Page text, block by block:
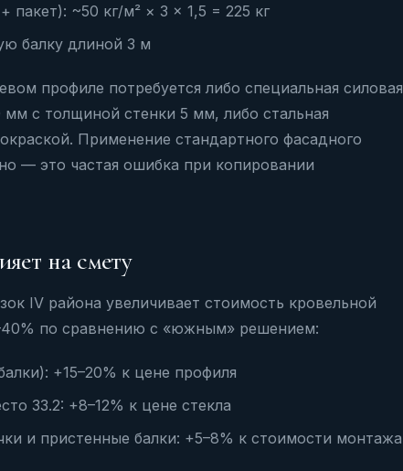
пакет): ~50 кг/м² × 3 × 1,5 = 225 кг
балку длиной 3 м
профиле потребуется либо специальная силовая
мм с толщиной стенки 5 мм, либо стальная
Применение стандартного фасадного
— это частая ошибка при копировании
на смету
IV района увеличивает стоимость кровельной
по сравнению с «южным» решением:
+15–20% к цене профиля
33.2: +8–12% к цене стекла
и пристенные балки: +5–8% к стоимости монтажа